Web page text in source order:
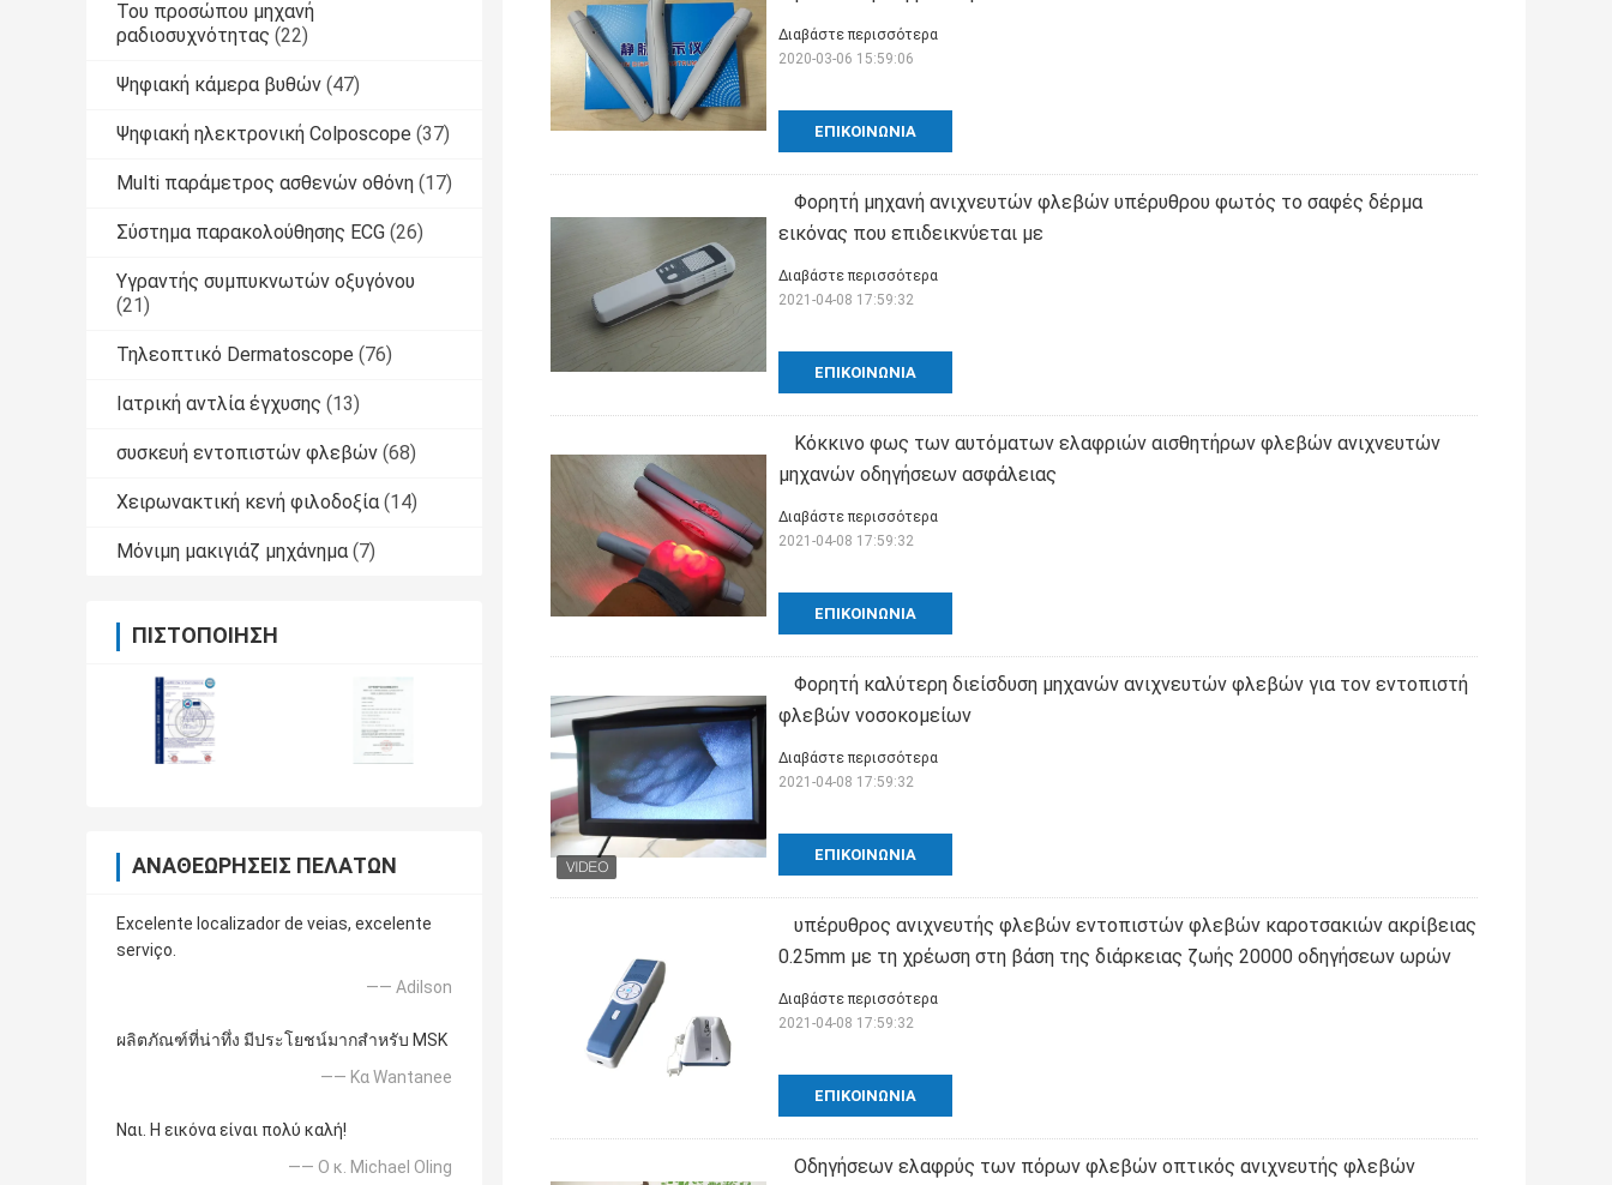
Του προσώπου μηχανή
ραδιοσυχνότητας (22)
Ψηφιακή κάμερα βυθών (47)
Ψηφιακή ηλεκτρονική Colposcope (37)
Multi παράμετρος ασθενών οθόνη (17)
Σύστημα παρακολούθησης ECG (26)
Υγραντής συμπυκνωτών οξυγόνου
(21)
Τηλεοπτικό Dermatoscope (76)
Ιατρική αντλία έγχυσης (13)
συσκευή εντοπιστών φλεβών (68)
Χειρωνακτική κενή φιλοδοξία (14)
Μόνιμη μακιγιάζ μηχάνημα (7)
ΠΙΣΤΟΠΟΊΗΣΗ
ΑΝΑΘΕΩΡΉΣΕΙΣ ΠΕΛΑΤΏΝ
Excelente localizador de veias, excelente
serviço.
—— Adilson
ผลิตภัณฑ์ที่น่าทึ่ง มีประโยชน์มากสำหรับ MSK
—— Κα Wantanee
Ναι. Η εικόνα είναι πολύ καλή!
—— Ο κ. Michael Oling
ΕΠΙΚΟΙΝΩΝΊΑ
Διαβάστε περισσότερα
2020-03-06 15:59:06
Φορητή μηχανή ανιχνευτών φλεβών υπέρυθρου φωτός το σαφές δέρμα
εικόνας που επιδεικνύεται με
ΕΠΙΚΟΙΝΩΝΊΑ
Διαβάστε περισσότερα
2021-04-08 17:59:32
Κόκκινο φως των αυτόματων ελαφριών αισθητήρων φλεβών ανιχνευτών
μηχανών οδηγήσεων ασφάλειας
ΕΠΙΚΟΙΝΩΝΊΑ
Διαβάστε περισσότερα
2021-04-08 17:59:32
Φορητή καλύτερη διείσδυση μηχανών ανιχνευτών φλεβών για τον εντοπιστή
φλεβών νοσοκομείων
ΕΠΙΚΟΙΝΩΝΊΑ
Διαβάστε περισσότερα
2021-04-08 17:59:32
υπέρυθρος ανιχνευτής φλεβών εντοπιστών φλεβών καροτσακιών ακρίβειας
0.25mm με τη χρέωση στη βάση της διάρκειας ζωής 20000 οδηγήσεων ωρών
ΕΠΙΚΟΙΝΩΝΊΑ
Διαβάστε περισσότερα
2021-04-08 17:59:32
Οδηγήσεων ελαφρύς των πόρων φλεβών οπτικός ανιχνευτής φλεβών